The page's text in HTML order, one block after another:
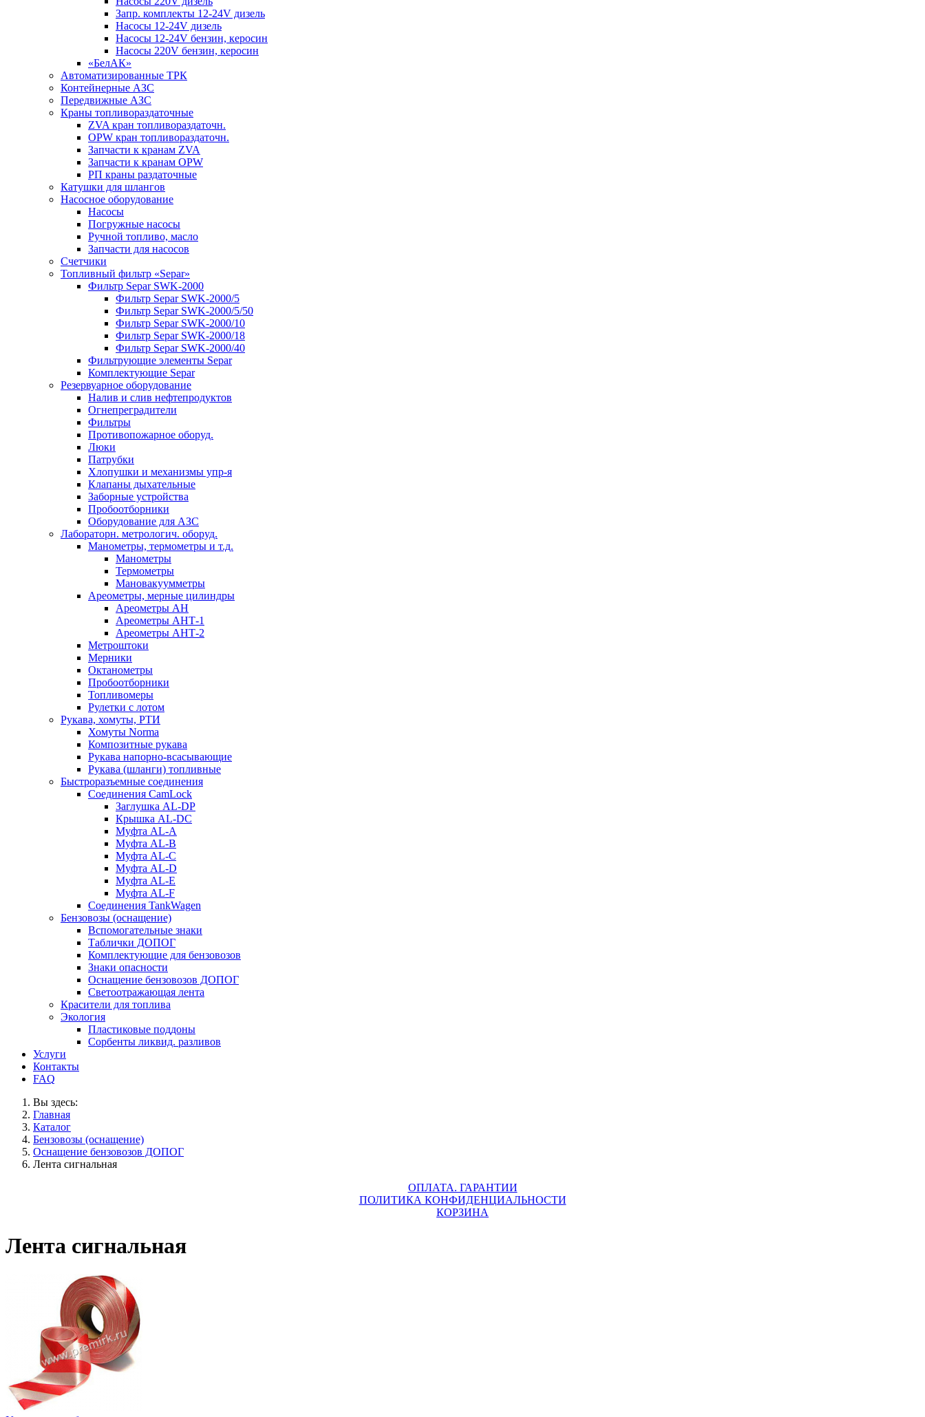
Запр. комплекты 12-24V дизель
Насосы 12-24V дизель
Насосы 12-24V бензин, керосин
Насосы 220V бензин, керосин
«БелАК»
Автоматизированные ТРК
Контейнерные АЗС
Передвижные АЗС
Краны топливораздаточные
ZVA кран топливораздаточн.
OPW кран топливораздаточн.
Запчасти к кранам ZVA
Запчасти к кранам OPW
РП краны раздаточные
Катушки для шлангов
Насосное оборудование
Насосы
Погружные насосы
Ручной топливо, масло
Запчасти для насосов
Счетчики
Топливный фильтр «Separ»
Фильтр Separ SWK-2000
Фильтр Separ SWK-2000/5
Фильтр Separ SWK-2000/5/50
Фильтр Separ SWK-2000/10
Фильтр Separ SWK-2000/18
Фильтр Separ SWK-2000/40
Фильтрующие элементы Separ
Комплектующие Separ
Резервуарное оборудование
Налив и слив нефтепродуктов
Огнепреградители
Фильтры
Противопожарное оборуд.
Люки
Патрубки
Хлопушки и механизмы упр-я
Клапаны дыхательные
Заборные устройства
Пробоотборники
Оборудование для АЗС
Лабораторн. метрологич. оборуд.
Манометры, термометры и т.д.
Манометры
Термометры
Мановакуумметры
Ареометры, мерные цилиндры
Ареометры АН
Ареометры АНТ-1
Ареометры АНТ-2
Метроштоки
Мерники
Октанометры
Пробоотборники
Топливомеры
Рулетки с лотом
Рукава, хомуты, РТИ
Хомуты Norma
Композитные рукава
Рукава напорно-всасывающие
Рукава (шланги) топливные
Быстроразъемные соединения
Соединения CamLock
Заглушка AL-DP
Крышка AL-DC
Муфта AL-A
Муфта AL-B
Муфта AL-C
Муфта AL-D
Муфта AL-E
Муфта AL-F
Соединения TankWagen
Бензовозы (оснащение)
Вспомогательные знаки
Таблички ДОПОГ
Комплектующие для бензовозов
Знаки опасности
Оснащение бензовозов ДОПОГ
Светоотражающая лента
Красители для топлива
Экология
Пластиковые поддоны
Сорбенты ликвид. разливов
Услуги
Контакты
FAQ
Вы здесь:
Главная
Каталог
Бензовозы (оснащение)
Оснащение бензовозов ДОПОГ
Лента сигнальная
ОПЛАТА. ГАРАНТИИ
ПОЛИТИКА КОНФИДЕНЦИАЛЬНОСТИ
КОРЗИНА
Лента сигнальная